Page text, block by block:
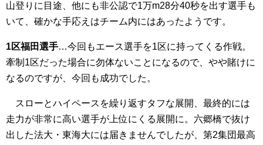
山登りに目途、他にも非公認で1万m28分40秒を出す選手も
いて、確かな手応えはチーム内にはあったようです。
1区福田選手…今回もエース選手を1区に持ってくる作戦。
牽制1区だった場合に勿体ないことになるので、やや賭けに
なるのですが、今回も成功でした。
スローとハイペースを繰り返すタフな展開、最終的には
走力が非常に高い選手が上位にくる展開に。六郷橋で抜け
出した法大・東海大には届きませんでしたが、第2集団最高